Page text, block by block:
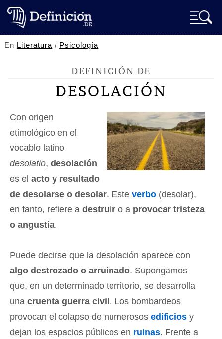
En Literatura / Psicología
DEFINICIÓN DE
DESOLACIÓN
Con origen
etimológico en el
vocablo latino
desolatio, desolación
es el acto y resultado
de desolarse o desolar. Este verbo (desolar),
en tanto, refiere a destruir o a provocar tristeza
o angustia.
Puede decirse que la desolación aparece con
algo destrozado o arruinado. Supongamos
que, en un determinado territorio, se desarrolla
una cruenta guerra civil . Los bombardeos
provocan el colapso de numerosos edificios y
dejan los espacios públicos en ruinas. Frente a